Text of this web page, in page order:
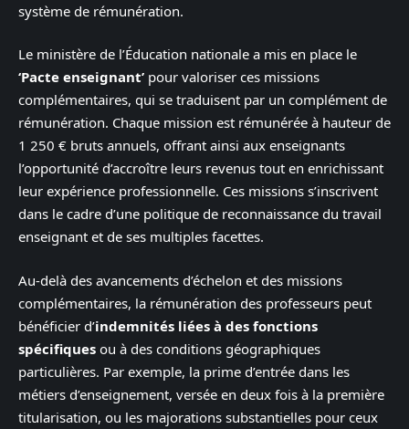
système de rémunération.
Le ministère de l’Éducation nationale a mis en place le
‘Pacte enseignant’ pour valoriser ces missions
complémentaires, qui se traduisent par un complément de
rémunération. Chaque mission est rémunérée à hauteur de
1 250 € bruts annuels, offrant ainsi aux enseignants
l’opportunité d’accroître leurs revenus tout en enrichissant
leur expérience professionnelle. Ces missions s’inscrivent
dans le cadre d’une politique de reconnaissance du travail
enseignant et de ses multiples facettes.
Au-delà des avancements d’échelon et des missions
complémentaires, la rémunération des professeurs peut
bénéficier d’indemnités liées à des fonctions
spécifiques ou à des conditions géographiques
particulières. Par exemple, la prime d’entrée dans les
métiers d’enseignement, versée en deux fois à la première
titularisation, ou les majorations substantielles pour ceux